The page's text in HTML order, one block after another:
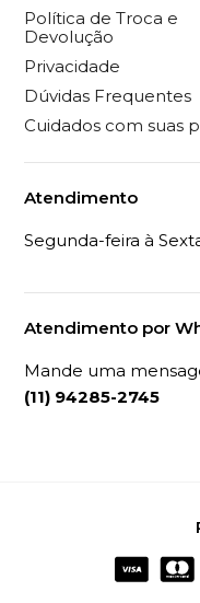
Política de Troca e
Devolução
Privacidade
Dúvidas Frequentes
Cuidados com suas
Atendimento
Segunda-feira à
Atendimento por
Mande uma
(11) 94285-2745